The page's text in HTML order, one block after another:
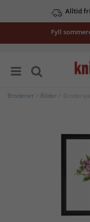
Alltid
Fyll
Broderier Bilder >